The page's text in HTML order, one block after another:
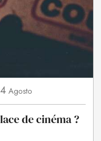
Agosto
de cinéma ?